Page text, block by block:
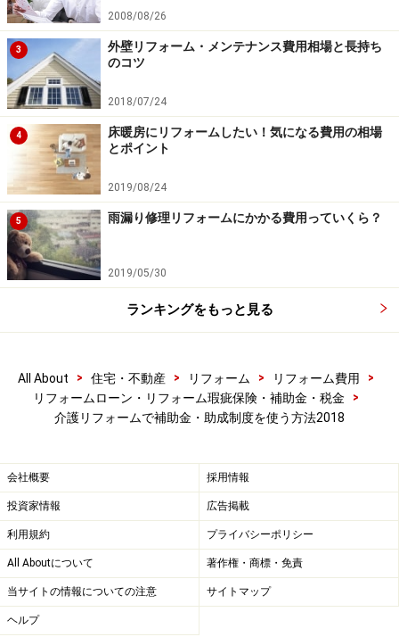
洋式便器等への便器の取替え
和式便器よりも介護しやすく、かつ介護されやすい
洋式便器への交換や、便器の高さを変更する必要が
ある場合の洋式便器の取替えに適用されます。
工事着手前に正しく手続きを！
介護保険住宅改修の制度を活用する場合は、自治体ごと
に必要となる書類は異なりますが、必ず工事前の申請・
手続きが必要になります。さらに、介護状況に応じたリ
描かれている見積書や図面の添付が求められますので、
の窓口やリフォーム業者と事前に打ち合わせをしながら
進めるようにしましょう。
どの意見書を添付して手続きを行う必要があります。
「介護認定」の手続きから審査・判定までは1か月ほど
かかることが多いようです。こちらも市区町村の介護保
険課窓口や地域包括支援センターなどと相談の上、手続
きがスムーズにできるように準備しておきましょう。
2008/08/26
3
外壁リフォーム・メンテナンス費用相場と長持ち
のコツ
2018/07/24
4
床暖房にリフォームしたい！気になる費用の相場
とポイント
2019/08/24
5 雨漏り修理リフォームにかかる費用っていくら？
2019/05/30
ランキングをもっと見る
All About > 住宅・不動産 > リフォーム > リフォーム費用
>
リフォームローン・リフォーム瑕疵保険・補助金・税金
>
介護リフォームで補助金・助成制度を使う方法2018
会社概要 採用情報
投資家情報 広告掲載
利用規約 プライバシーポリシー
All Aboutについて 著作権・商標・免責
当サイトの情報についての注意 サイトマップ
ヘルプ